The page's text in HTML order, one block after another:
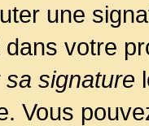
une
dans votre
signature
Vous